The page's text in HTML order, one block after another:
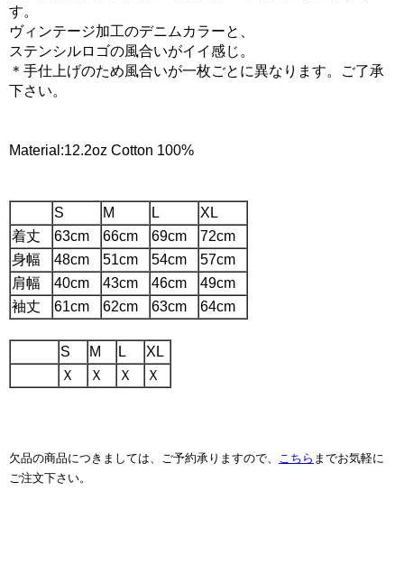
す。
ヴィンテージ加工のデニムカラーと、
ステンシルロゴの風合いがイイ感じ。
＊手仕上げのため風合いが一枚ごとに異なります。ご了承
下さい。
Material:12.2oz Cotton 100%
S M L
XL
着丈
63cm 66cm 69cm
72cm
身幅
48cm 51cm 54cm
57cm
肩幅
40cm 43cm 46cm
49cm
袖丈
61cm 62cm 63cm 64cm
S M L
XL
Ｘ
Ｘ Ｘ Ｘ
欠品の商品につきましては、ご予約承りますので、 こちら までお気軽に
ご注文下さい。